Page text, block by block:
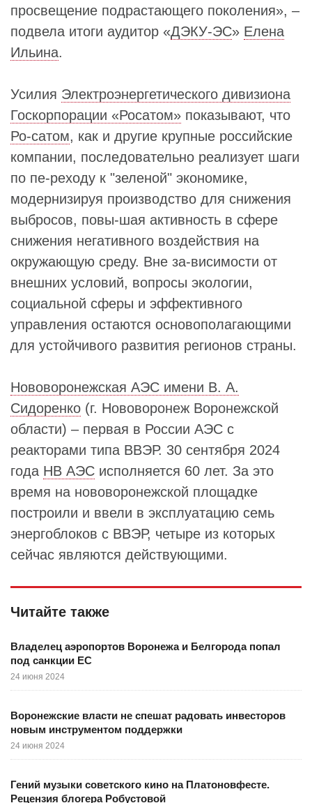
просвещение подрастающего поколения», –
подвела итоги аудитор «ДЭКУ-ЭС» Елена
Ильина.
Усилия Электроэнергетического дивизиона
Госкорпорации «Росатом» показывают, что
Ро-сатом, как и другие крупные российские
компании, последовательно реализует шаги
по пе-реходу к "зеленой" экономике,
модернизируя производство для снижения
выбросов, повы-шая активность в сфере
снижения негативного воздействия на
окружающую среду. Вне за-висимости от
внешних условий, вопросы экологии,
социальной сферы и эффективного
управления остаются основополагающими
для устойчивого развития регионов страны.
Нововоронежская АЭС имени В. А.
Сидоренко (г. Нововоронеж Воронежской
области) – первая в России АЭС с
реакторами типа ВВЭР. 30 сентября 2024
года НВ АЭС исполняется 60 лет. За это
время на нововоронежской площадке
построили и ввели в эксплуатацию семь
энергоблоков с ВВЭР, четыре из которых
сейчас являются действующими.
Читайте также
Владелец аэропортов Воронежа и Белгорода попал
под санкции ЕС
24 июня 2024
Воронежские власти не спешат радовать инвесторов
новым инструментом поддержки
24 июня 2024
Гений музыки советского кино на Платоновфесте.
Рецензия блогера Робустовой